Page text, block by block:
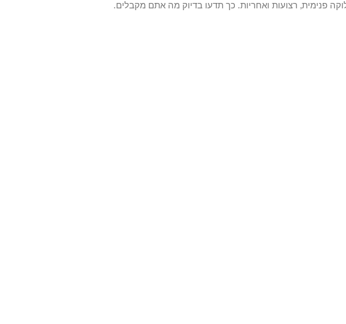
פנימית, רצועות ואחריות. כך תדעו בדיוק מה אתם מקבלים.